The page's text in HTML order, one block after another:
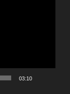
03:10